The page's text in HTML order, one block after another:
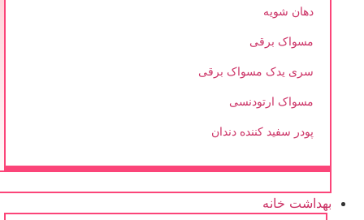
دهان شویه
مسواک برقی
سری یدک مسواک برقی
مسواک ارتودنسی
پودر سفید کننده دندان
بهداشت خانه